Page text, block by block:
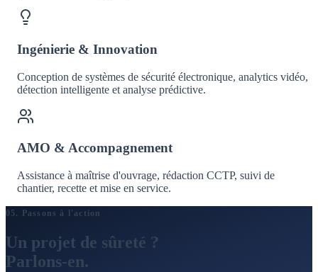
Ingénierie & Innovation
Conception de systèmes de sécurité électronique, analytics vidéo,
détection intelligente et analyse prédictive.
AMO & Accompagnement
Assistance à maîtrise d'ouvrage, rédaction CCTP, suivi de
chantier, recette et mise en service.
05. Passons à l'action
Un projet de sûreté ?
Parlons-en.